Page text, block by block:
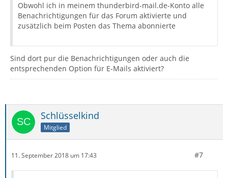
Obwohl ich in meinem thunderbird-mail.de-Konto alle
Benachrichtigungen für das Forum aktivierte und
zusätzlich beim Posten das Thema abonnierte
Sind dort pur die Benachrichtigungen oder auch die
entsprechenden Option für E-Mails aktiviert?
Schlüsselkind
Mitglied
11. September 2018 um 17:43 #7